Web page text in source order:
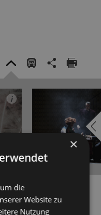
i
Wiener Börsenkrach
×
die
Website zu
Nutzung